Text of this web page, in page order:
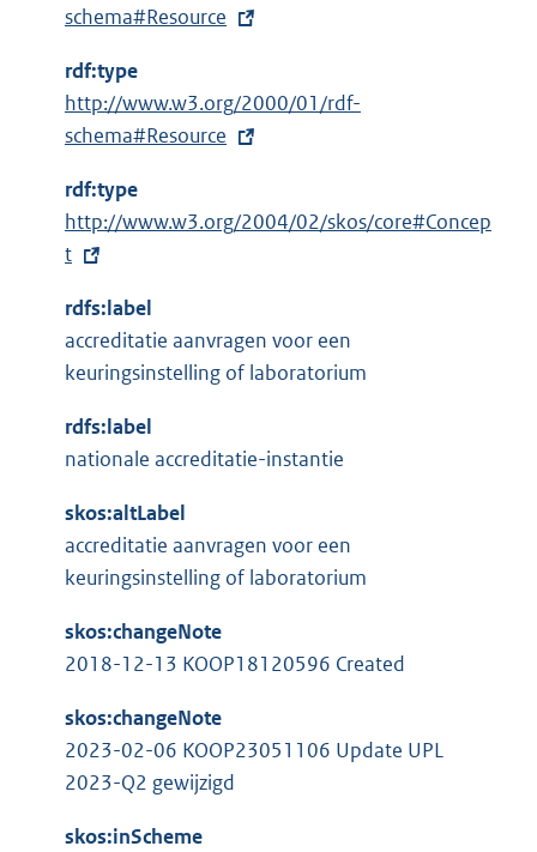
x
e
r
n
l
i
k
:
schema#Resource
rdf:type
E
x
e
r
n
i
k
:
http://www.w3.org/2000/01/rdf-
schema#Resource
rdf:type
E
x
e
r
n
n
k
:
http://www.w3.org/2004/02/skos/core#Concep
t
rdfs:label
accreditatie aanvragen voor een
keuringsinstelling of laboratorium
rdfs:label
nationale accreditatie-instantie
skos:altLabel
accreditatie aanvragen voor een
keuringsinstelling of laboratorium
skos:changeNote
2018-12-13 KOOP18120596 Created
skos:changeNote
2023-02-06 KOOP23051106 Update UPL
2023-Q2 gewijzigd
skos:inScheme